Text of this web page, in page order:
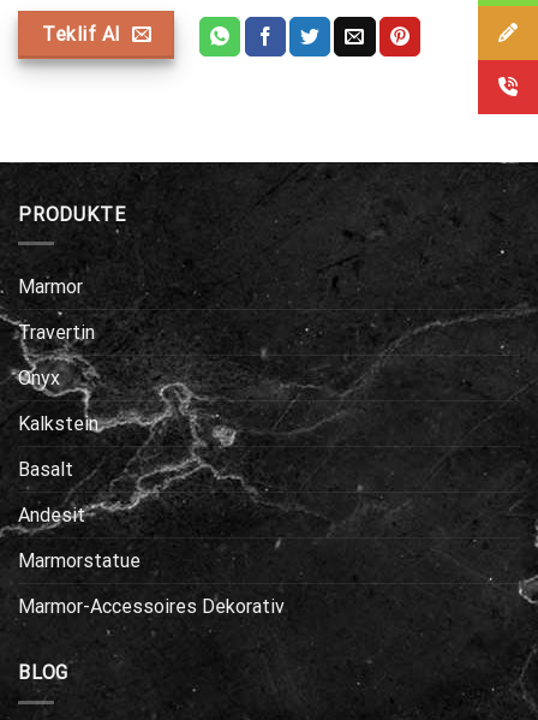
Teklif Al
PRODUKTE
Marmor
Travertin
Onyx
Kalkstein
Basalt
Andesit
Marmorstatue
Marmor-Accessoires Dekorativ
BLOG